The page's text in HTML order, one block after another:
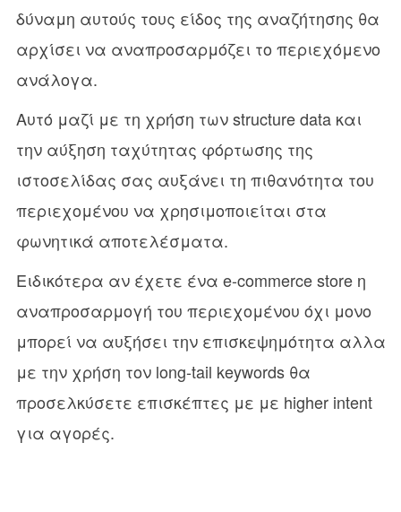
δύναμη αυτούς τους είδος της αναζήτησης θα
αρχίσει να αναπροσαρμόζει το περιεχόμενο
ανάλογα.
Αυτό μαζί με τη χρήση των structure data και
την αύξηση ταχύτητας φόρτωσης της
ιστοσελίδας σας αυξάνει τη πιθανότητα του
περιεχομένου να χρησιμοποιείται στα
φωνητικά αποτελέσματα.
Ειδικότερα αν έχετε ένα e-commerce store η
αναπροσαρμογή του περιεχομένου όχι μονο
μπορεί να αυξήσει την επισκεψημότητα αλλα
με την χρήση τον long-tail keywords θα
προσελκύσετε επισκέπτες με με higher intent
για αγορές.